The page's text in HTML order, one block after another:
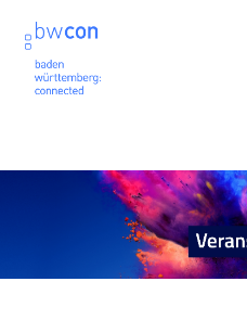
Zur
Navigation
springen
Zum
Inhalt
springen